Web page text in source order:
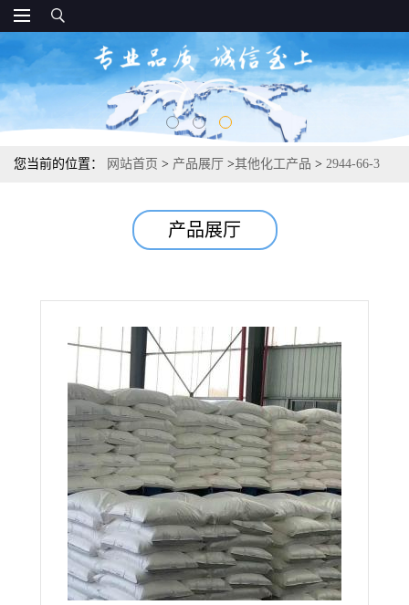
您当前的位置： 网站首页 > 产品展厅 >其他化工产品 > 2944-66-3
产品展厅